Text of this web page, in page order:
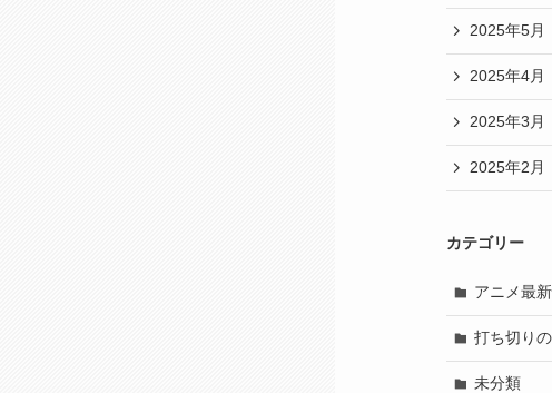
2025年5月
2025年4月
2025年3月
2025年2月
カテゴリー
アニメ最
打ち切り
未分類